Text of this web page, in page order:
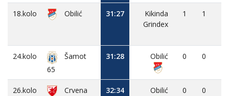
18.kolo Obilić 31:27
Kikinda
Grindex
1 1
24.kolo
Šamot
65
31:28 Obilić 0 0
26.kolo
Crvena
32:34 Obilić 0 0